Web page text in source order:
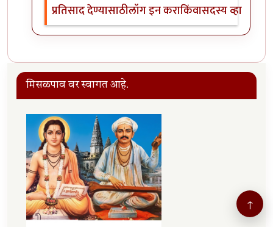
प्रतिसाद देण्यासाठीलॉग इन कराकिंवासदस्य व्हा
मिसळपाव वर स्वागत आहे.
↑